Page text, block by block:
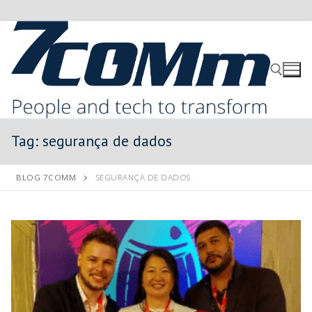
Tag: segurança de dados
BLOG 7COMM SEGURANÇA DE DADOS